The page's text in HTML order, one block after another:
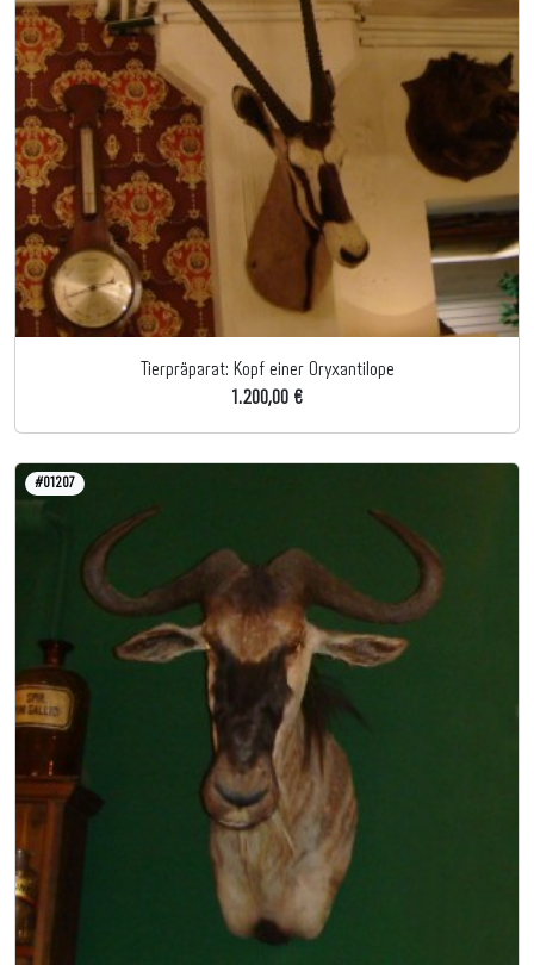
Tierpräparat: Kopf einer Oryxantilope
1.200,00 €
#01207